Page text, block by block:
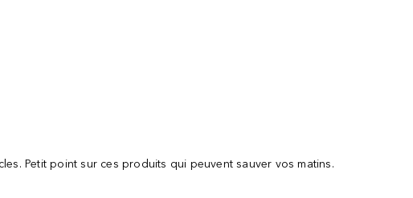
Petit point sur ces produits qui peuvent sauver vos matins.